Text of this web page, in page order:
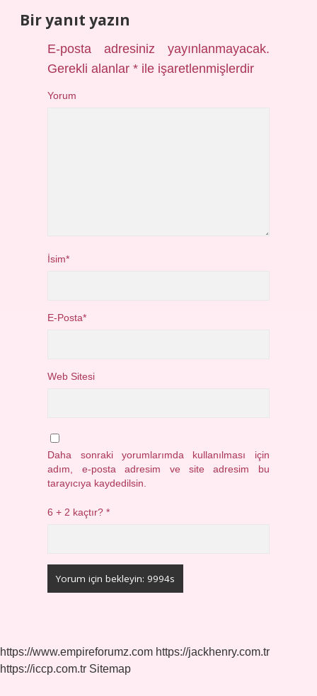
Bir yanıt yazın
E-posta adresiniz yayınlanmayacak.
Gerekli alanlar* ile işaretlenmişlerdir
Yorum
İsim*
E-Posta*
Web Sitesi
Daha sonraki yorumlarımda kullanılması için
adım, e-posta adresim ve site adresim bu
tarayıcıya kaydedilsin.
6 + 2 kaçtır?*
https://www.empireforumz.com https://jackhenry.com.tr
https://iccp.com.tr Sitemap